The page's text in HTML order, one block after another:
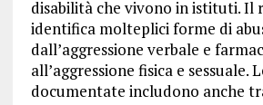
disabilità che vivono in istituti. Il
identifica molteplici forme di
dall’aggressione verbale e
all’aggressione fisica e sessuale.
documentate includono anche